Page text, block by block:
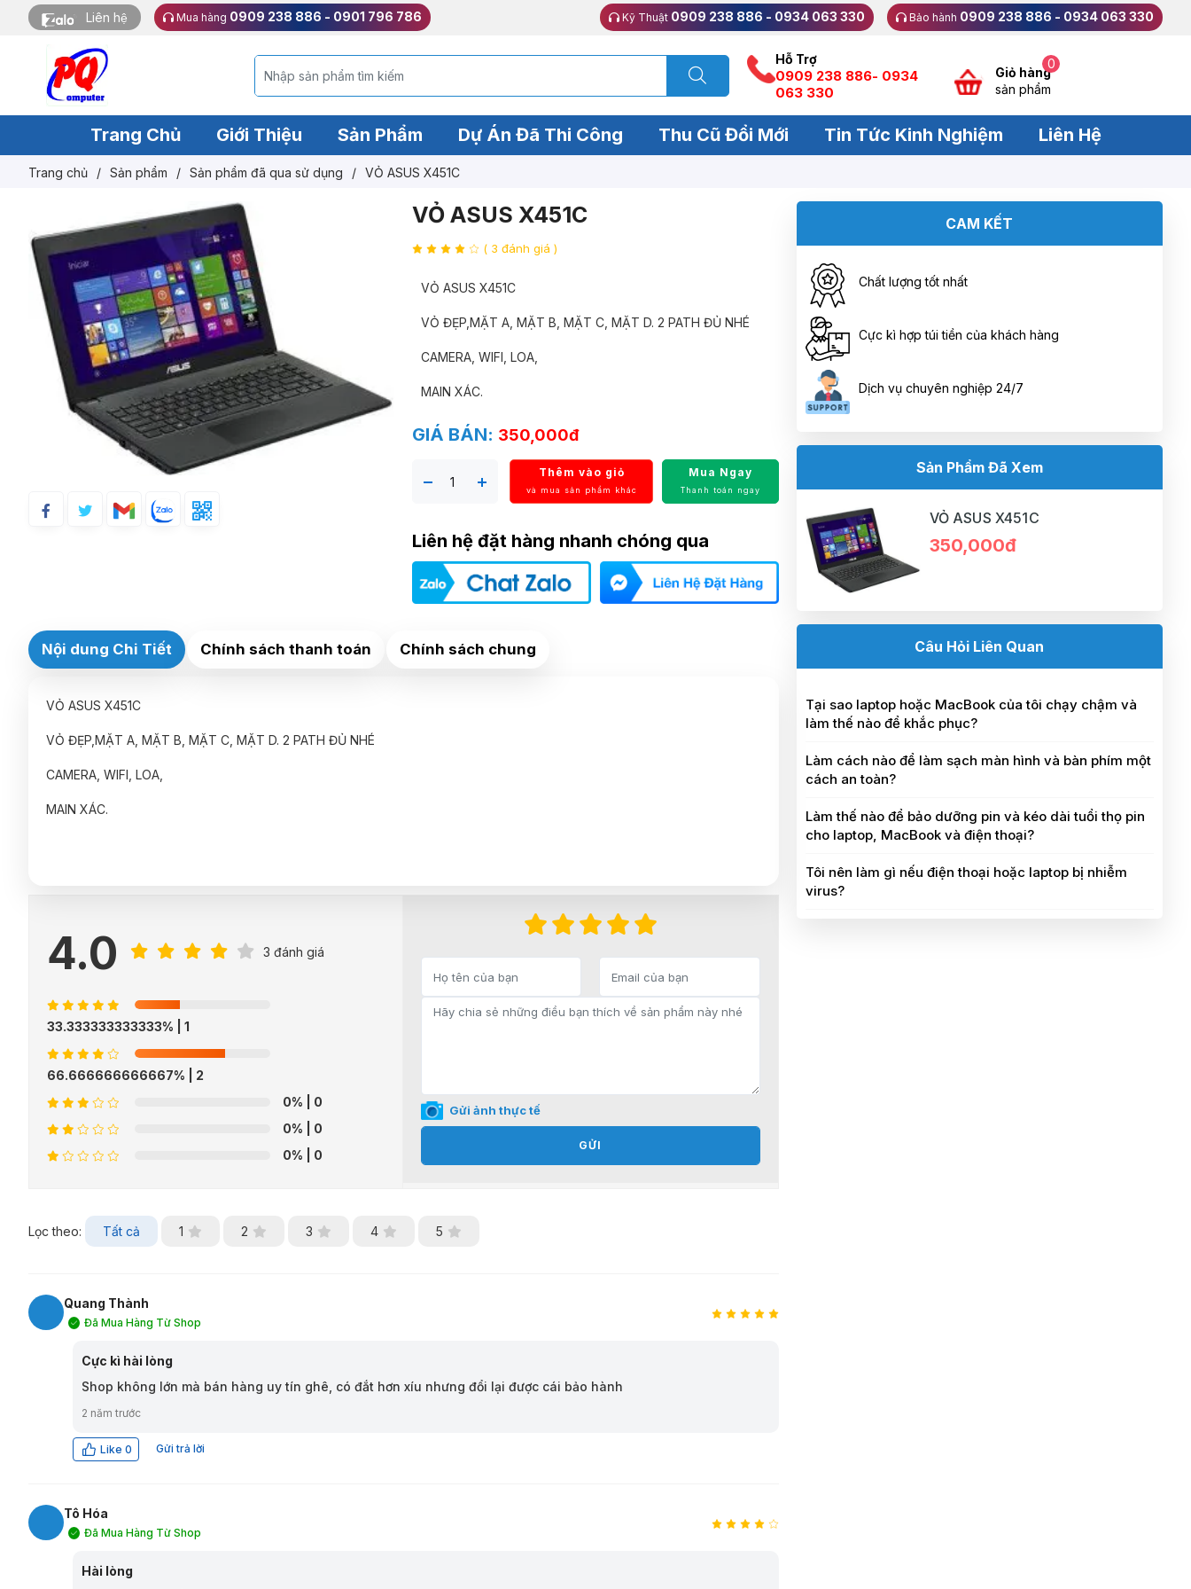
Liên hệ Mua hàng 0909 238 886 - 0901 796 786 Kỹ Thuật 0909 238 886 - 0934 063 330 Bảo hành 0909 238 886 - 0934 063 330
Hỗ Trợ
0909 238 886- 0934
063 330
Giỏ hàng
0
sản phẩm
Trang Chủ Giới Thiệu Sản Phẩm Dự Án Đã Thi Công Thu Cũ Đổi Mới Tin Tức Kinh Nghiệm Liên Hệ
Trang chủ / Sản phẩm / Sản phẩm đã qua sử dụng / VỎ ASUS X451C
VỎ ASUS X451C
( 3 đánh giá )
VỎ ASUS X451C
VỎ ĐẸP,MẶT A, MẶT B, MẶT C, MẶT D. 2 PATH ĐỦ NHÉ
CAMERA, WIFI, LOA,
MAIN XÁC.
GIÁ BÁN: 350,000đ
Thêm vào giỏ
và mua sản phẩm khác
Mua Ngay
Thanh toán ngay
Liên hệ đặt hàng nhanh chóng qua
Nội dung Chi Tiết Chính sách thanh toán Chính sách chung
VỎ ASUS X451C
VỎ ĐẸP,MẶT A, MẶT B, MẶT C, MẶT D. 2 PATH ĐỦ NHÉ
CAMERA, WIFI, LOA,
MAIN XÁC.
4.0 3 đánh giá
33.333333333333% | 1
66.666666666667% | 2
0% | 0
0% | 0
0% | 0
Gửi ảnh thực tế
GỬI
Lọc theo: Tất cả 1 2 3 4 5
Quang Thành
Đã Mua Hàng Từ Shop
Cực kì hài lòng
Shop không lớn mà bán hàng uy tín ghê, có đắt hơn xíu nhưng đổi lại được cái bảo hành
2 năm trước
Like 0 Gửi trả lời
Tô Hóa
Đã Mua Hàng Từ Shop
Hài lòng
CAM KẾT
Chất lượng tốt nhất
Cực kì hợp túi tiền của khách hàng
Dịch vụ chuyên nghiệp 24/7
Sản Phẩm Đã Xem
VỎ ASUS X451C
350,000đ
Câu Hỏi Liên Quan
Tại sao laptop hoặc MacBook của tôi chạy chậm và
làm thế nào để khắc phục?
Làm cách nào để làm sạch màn hình và bàn phím một
cách an toàn?
Làm thế nào để bảo dưỡng pin và kéo dài tuổi thọ pin
cho laptop, MacBook và điện thoại?
Tôi nên làm gì nếu điện thoại hoặc laptop bị nhiễm
virus?